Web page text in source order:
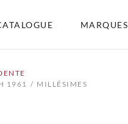
MARQUES
1961
MILLÉSIMES